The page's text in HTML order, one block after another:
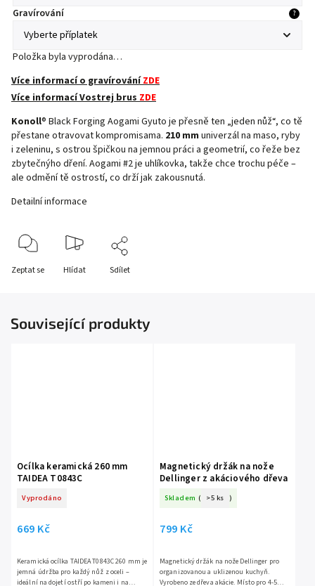
Gravírování ?
Položka byla vyprodána…
Více informací o gravírováníZDE
Více informací Vostrej brusZDE
Konoll® Black Forging Aogami Gyuto je přesně ten „jeden nůž“, co tě
přestane otravovat kompromisama. 210 mm univerzál na maso, ryby
i zeleninu, s ostrou špičkou na jemnou práci a geometrií, co řeže bez
zbytečnýho dření. Aogami #2je uhlíkovka, takže chce trochu péče –
ale odmění tě ostrostí, co drží jak zakousnutá.
Detailní informace
Zeptat se Hlídat Sdílet
Související produkty
Ocílka keramická 260 mm
TAIDEA T0843C
Vyprodáno
669 Kč
Keramická ocílka TAIDEA T0843C 260 mm je
jemná údržba pro každý nůž z oceli –
ideální na dojetí ostří po kameni i na
Magnetický držák na nože
Dellinger z akáciového dřeva
Skladem ( >5 ks )
799 Kč
Magnetický držák na nože Dellinger pro
organizovanou a uklizenou kuchyň.
Vyrobeno ze dřeva akácie. Místo pro 4-5